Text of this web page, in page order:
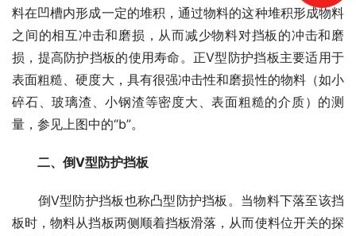
料在凹槽内形成一定的堆积，通过物料的这种堆积形成物料
之间的相互冲击和磨损，从而减少物料对挡板的冲击和磨
损，提高防护挡板的使用寿命。正V型防护挡板主要适用于
表面粗糙、硬度大，具有很强冲击性和磨损性的物料（如小
碎石、玻璃渣、小钢渣等密度大、表面粗糙的介质）的测
量，参见上图中的“b”。
二、倒V型防护挡板
倒V型防护挡板也称凸型防护挡板。当物料下落至该挡
板时，物料从挡板两侧顺着挡板滑落，从而使料位开关的探